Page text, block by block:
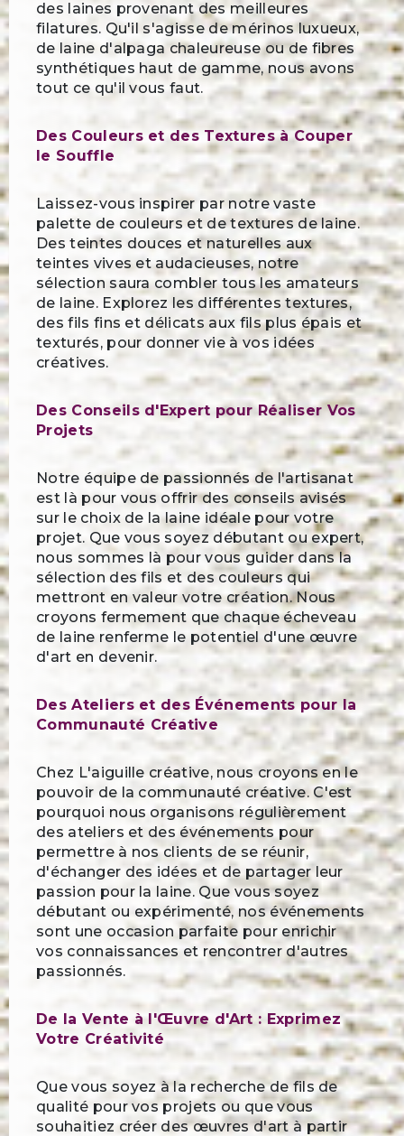
des laines provenant des meilleures
filatures. Qu'il s'agisse de mérinos luxueux,
de laine d'alpaga chaleureuse ou de fibres
synthétiques haut de gamme, nous avons
tout ce qu'il vous faut.
Des Couleurs et des Textures à Couper
le Souffle
Laissez-vous inspirer par notre vaste
palette de couleurs et de textures de laine.
Des teintes douces et naturelles aux
teintes vives et audacieuses, notre
sélection saura combler tous les amateurs
de laine. Explorez les différentes textures,
des fils fins et délicats aux fils plus épais et
texturés, pour donner vie à vos idées
créatives.
Des Conseils d'Expert pour Réaliser Vos
Projets
Notre équipe de passionnés de l'artisanat
est là pour vous offrir des conseils avisés
sur le choix de la laine idéale pour votre
projet. Que vous soyez débutant ou expert,
nous sommes là pour vous guider dans la
sélection des fils et des couleurs qui
mettront en valeur votre création. Nous
croyons fermement que chaque écheveau
de laine renferme le potentiel d'une œuvre
d'art en devenir.
Des Ateliers et des Événements pour la
Communauté Créative
Chez L'aiguille créative, nous croyons en le
pouvoir de la communauté créative. C'est
pourquoi nous organisons régulièrement
des ateliers et des événements pour
permettre à nos clients de se réunir,
d'échanger des idées et de partager leur
passion pour la laine. Que vous soyez
débutant ou expérimenté, nos événements
sont une occasion parfaite pour enrichir
vos connaissances et rencontrer d'autres
passionnés.
De la Vente à l'Œuvre d'Art : Exprimez
Votre Créativité
Que vous soyez à la recherche de fils de
qualité pour vos projets ou que vous
souhaitiez créer des œuvres d'art à partir